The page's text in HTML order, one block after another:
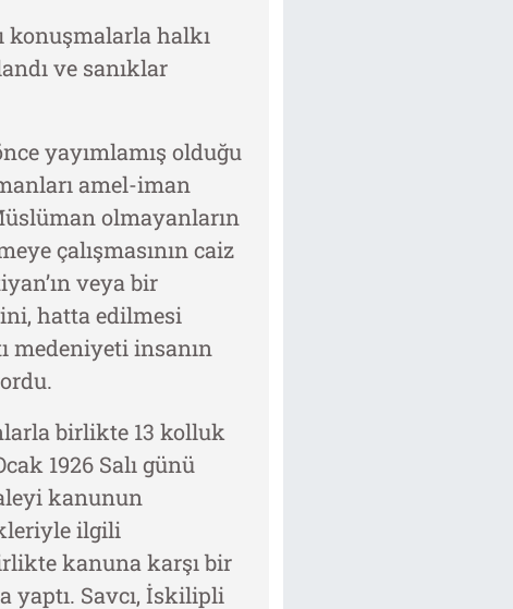
konuşmalarla halkı
ve sanıklar
yayımlamış olduğu
amel-iman
olmayanların
çalışmasının caiz
veya bir
hatta edilmesi
medeniyeti insanın
birlikte 13 kolluk
1926 Salı günü
kanunun
ilgili
kanuna karşı bir
yaptı. Savcı, İskilipli